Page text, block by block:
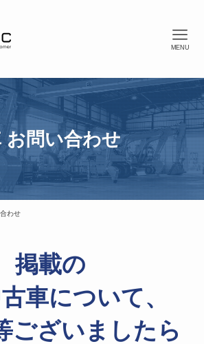
MENU
お問い合わせ
わせ
掲載の
車について、
ございましたら